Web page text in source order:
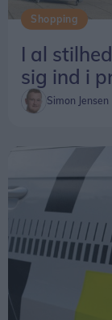
Shopping
I al
sig ind i
Simon Jensen